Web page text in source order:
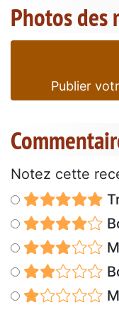
Photos des
Publier
Notez cette